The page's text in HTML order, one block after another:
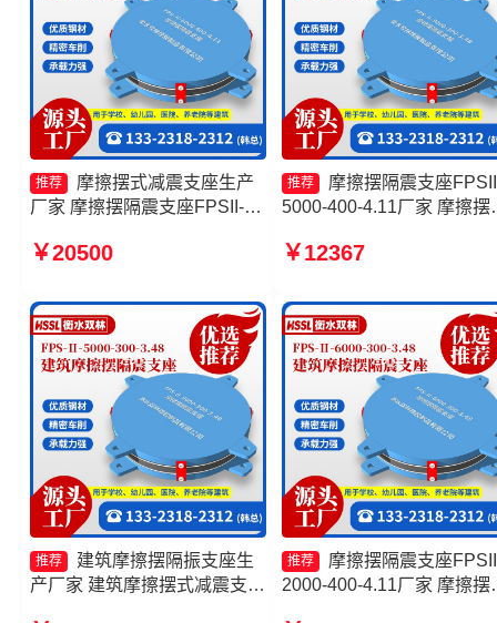
推荐
摩擦摆式减震支座生产
厂家 摩擦摆隔震支座FPSII-
座FPS-Ⅱ-2000-400-3.81价格
350-3.81厂家
￥20500
推荐
摩擦摆隔震支座
5000-400-4.11厂家 摩擦摆
源头工厂 建筑摩擦摆隔振
￥12367
推荐
建筑摩擦摆隔振支座生
产厂家 建筑摩擦摆式减震支座
推荐
摩擦摆隔震支座
2000-400-4.11厂家 摩擦摆